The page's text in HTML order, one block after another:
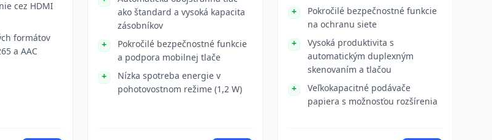
cez HDMI
formátov
a AAC
ako štandard a vysoká kapacita
zásobníkov
Pokročilé bezpečnostné funkcie
a podpora mobilnej tlače
Nízka spotreba energie v
pohotovostnom režime (1,2 W)
Pokročilé bezpečnostné funkcie
na ochranu siete
Vysoká produktivita s
automatickým duplexným
skenovaním a tlačou
Veľkokapacitné podávače
papiera s možnosťou rozšírenia